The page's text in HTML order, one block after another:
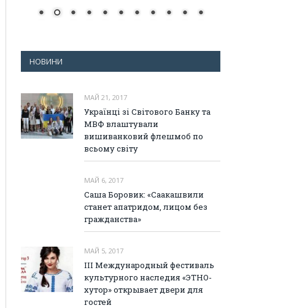
НОВИНИ
МАЙ 21, 2017
Українці зі Світового Банку та
МВФ влаштували
вишиванковий флешмоб по
всьому світу
МАЙ 6, 2017
Саша Боровик: «Саакашвили
станет апатридом, лицом без
гражданства»
МАЙ 5, 2017
III Международный фестиваль
культурного наследия «ЭТНО-
хутор» открывает двери для
гостей